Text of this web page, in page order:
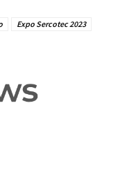
Expo Sercotec 2023